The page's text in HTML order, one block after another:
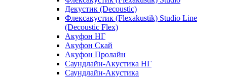
Декустик (Decoustic)
Флексакустик (Flexakustik) Studio Line
(Decoustic Flex)
Акуфон НГ
Акуфон Скай
Акуфон Пролайн
Саундлайн-Акустика НГ
Саундлайн-Акустика